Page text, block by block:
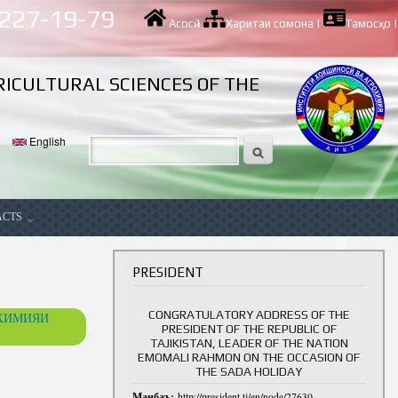
19-79 Асосӣ| Харитаи сомона | Тамосҳо |
SCIENCES OF THE
English
PRESIDENT
CONGRATULATORY ADDRESS OF THE
PRESIDENT OF THE REPUBLIC OF
TAJIKISTAN, LEADER OF THE NATION
EMOMALI RAHMON ON THE OCCASION OF
THE SADA HOLIDAY